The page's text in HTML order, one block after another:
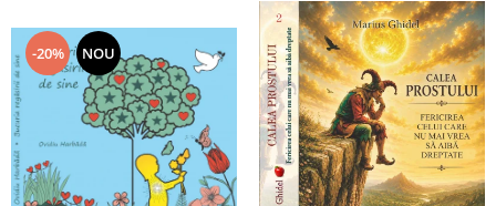
-20% NOU